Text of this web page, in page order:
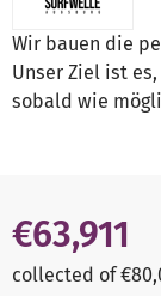
Wir bauen die
Unser Ziel ist
sobald wie
€63,911
collected of